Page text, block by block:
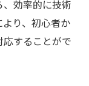
効率的に技術
り、初心者か
することがで